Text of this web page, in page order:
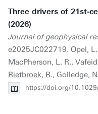
Three drivers of
(2026)
Journal of geophysical
e2025JC022719. Opel,
MacPherson, L. R.,
Rietbroek, R., Golledge,
https://doi.org/